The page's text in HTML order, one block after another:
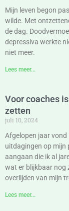
Mijn leven begon
wilde. Met
de dag.
depressiva werkte
niet meer.
Lees meer...
Voor coaches
zetten
juli 10, 2024
Afgelopen jaar vond
uitdagingen op mijn
aangaan die ik al
wat er blijkbaar nog
overlijden van mijn
Lees meer...